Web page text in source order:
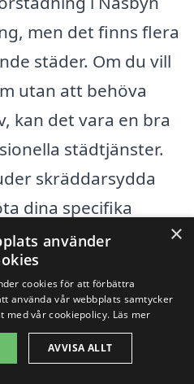
men det finns flera
städer. Om du vill
utan att behöva
kan det vara en bra
städtjänster.
skräddarsydda
dina specifika
begära offerter
som ligger nära
hitta företag som
×
använder
cookies för att förbättra
använda vår webbplats samtycker
med vår cookiepolicy. Läs mer
AVVISA ALLT